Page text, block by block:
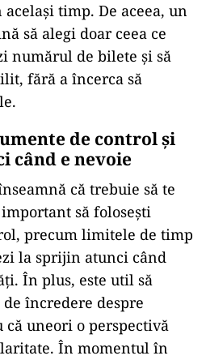
timp. De aceea, un
să alegi doar ceea ce
numărul de bilete și să
fără a încerca să
de control și
când e nevoie
că trebuie să te
să folosești
precum limitele de timp
la sprijin atunci când
În plus, este util să
încredere despre
uneori o perspectivă
În momentul în